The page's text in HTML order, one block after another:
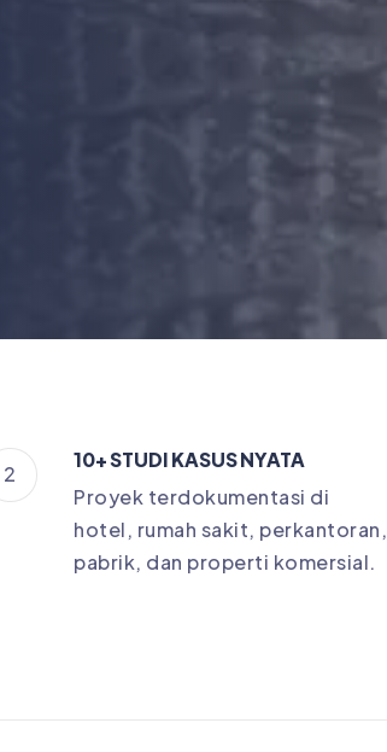
2
10+ STUDI KASUS NYATA
Proyek terdokumentasi di
hotel, rumah sakit, perkantoran,
pabrik, dan properti komersial.